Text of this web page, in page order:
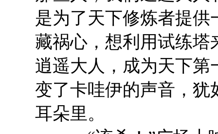
是为了天下修炼者提
藏祸心，想利用试练塔
逍遥大人，成为天下第
变了卡哇伊的声音，
耳朵里。